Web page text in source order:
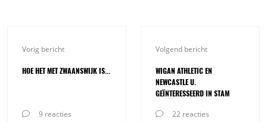
Vorig bericht
HOE HET MET ZWAANSWIJK IS...
9 reacties
Volgend bericht
WIGAN ATHLETIC EN
NEWCASTLE U.
GEÏNTERESSEERD IN STAM
22 reacties